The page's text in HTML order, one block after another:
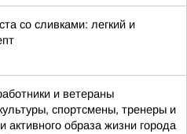
со сливками: легкий и
и ветераны
спортсмены, тренеры и
активного образа жизни города